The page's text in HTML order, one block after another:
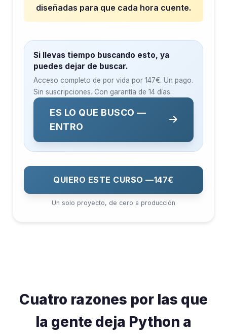
diseñadas para que cada hora cuente.
Si llevas tiempo buscando esto, ya
puedes dejar de buscar.
Acceso completo de por vida por 147€. Un pago.
Sin suscripciones. Con garantía de 14 días.
ES LO QUE BUSCO —
ENTRO
QUIERO ESTE CURSO —147€
Un solo proyecto, de cero a producción
Cuatro razones por las que
la gente deja Python a